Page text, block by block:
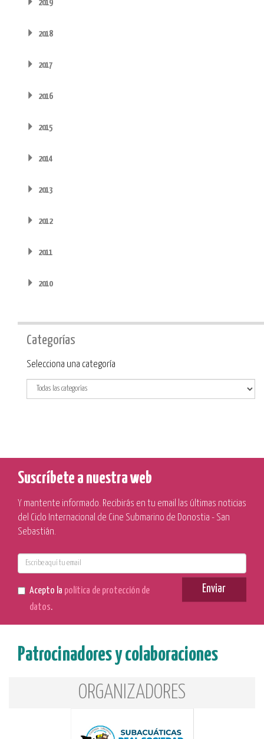
2019
2018
2017
2016
2015
2014
2013
2012
2011
2010
Categorías
Categoría
Selecciona una categoría
Suscríbete a nuestra web
Y mantente informado. Recibirás en tu email las últimas noticias
del Ciclo Internacional de Cine Submarino de Donostia - San
Sebastián.
Acepto la política de protección de
datos.
Enviar
Patrocinadores y colaboraciones
ORGANIZADORES